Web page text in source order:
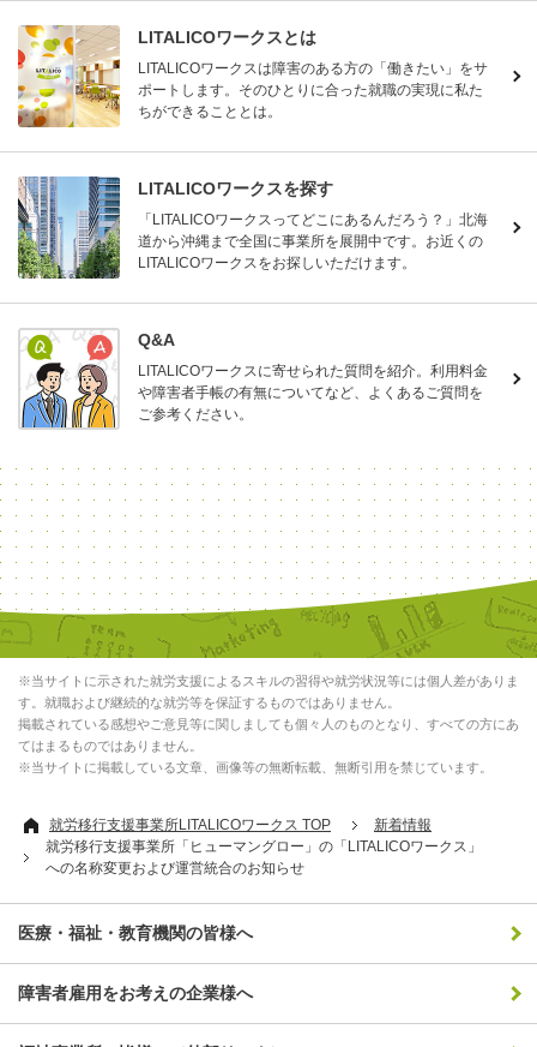
LITALICOワークスとは
LITALICOワークスは障害のある方の「働きたい」をサ
ポートします。そのひとりに合った就職の実現に私た
ちができることとは。
LITALICOワークスを探す
「LITALICOワークスってどこにあるんだろう？」北海
道から沖縄まで全国に事業所を展開中です。お近くの
LITALICOワークスをお探しいただけます。
Q&A
LITALICOワークスに寄せられた質問を紹介。利用料金
や障害者手帳の有無についてなど、よくあるご質問を
ご参考ください。
※当サイトに示された就労支援によるスキルの習得や就労状況等には個人差がありま
す。就職および継続的な就労等を保証するものではありません。
掲載されている感想やご意見等に関しましても個々人のものとなり、すべての方にあ
てはまるものではありません。
※当サイトに掲載している文章、画像等の無断転載、無断引用を禁じています。
就労移行支援事業所LITALICOワークス TOP
新着情報
就労移行支援事業所「ヒューマングロー」の「LITALICOワークス」
への名称変更および運営統合のお知らせ
医療・福祉・教育機関の皆様へ
障害者雇用をお考えの企業様へ